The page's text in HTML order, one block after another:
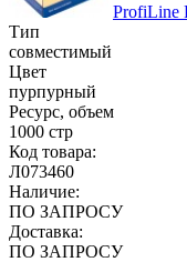
ProfiLine
Тип
совместимый
Цвет
пурпурный
Ресурс, объем
1000 стр
Код товара:
Л073460
Наличие:
ПО ЗАПРОСУ
Доставка:
ПО ЗАПРОСУ